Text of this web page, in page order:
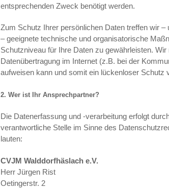
entsprechenden Zweck benötigt werden.
Zum Schutz Ihrer persönlichen Daten treffen wir
– geeignete technische und organisatorische
Schutzniveau für Ihre Daten zu gewährleisten.
Datenübertragung im Internet (z.B. bei der
aufweisen kann und somit ein lückenloser Schutz
2. Wer ist Ihr Ansprechpartner?
Die Datenerfassung und -verarbeitung erfolgt
verantwortliche Stelle im Sinne des
lauten:
CVJM Walddorfhäslach e.V.
Herr Jürgen Rist
Oetingerstr. 2